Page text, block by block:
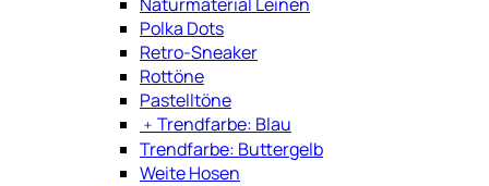
Polka Dots
Retro-Sneaker
Rottöne
Pastelltöne
﹢ Trendfarbe: Blau
Trendfarbe: Buttergelb
Weite Hosen